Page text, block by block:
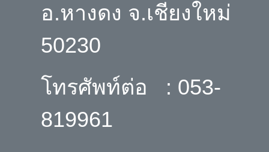
อ.หางดง จ.เชียงใหม่
50230
โทรศัพท์ต่อ : 053-
819961